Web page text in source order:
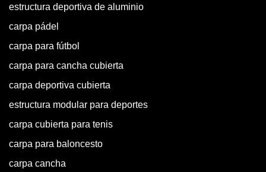
estructura deportiva de aluminio
carpa pádel
carpa para fútbol
carpa para cancha cubierta
carpa deportiva cubierta
estructura modular para deportes
carpa cubierta para tenis
carpa para baloncesto
carpa cancha